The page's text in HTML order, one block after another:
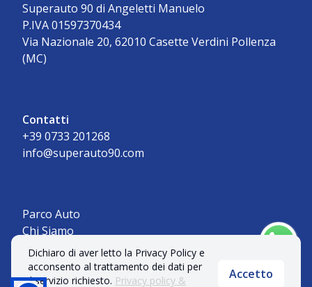
Superauto 90 di Angeletti Manuelo
P.IVA 01597370434
Via Nazionale 20, 62010 Casette Verdini Pollenza
(MC)
Contatti
+39 0733 201268
info@superauto90.com
Parco Auto
Chi Siamo
Contatti
Dichiaro di aver letto la Privacy Policy e
acconsento al trattamento dei dati per
il servizio richiesto. Privacy policy & Accetto